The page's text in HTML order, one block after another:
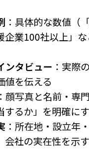
：具体的な数値（
企業100社以上」
ンタビュー ：実際
値を伝える
：顔写真と名前・専
するか」を明確に
：所在地・設立年
会社の実在性を示